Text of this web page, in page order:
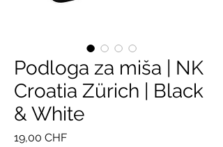
Podloga za miša | NK
Croatia Zürich | Black
& White
19,00 CHFCijena